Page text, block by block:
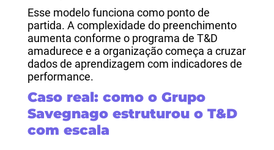
Esse modelo funciona como ponto de
partida. A complexidade do preenchimento
aumenta conforme o programa de T&D
amadurece e a organização começa a cruzar
dados de aprendizagem com indicadores de
performance.
Caso real: como o Grupo
Savegnago estruturou o T&D
com escala